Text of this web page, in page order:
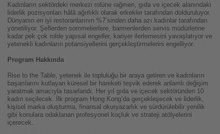
Kadınların sektördeki merkezi rolüne rağmen, gıda ve içecek alanındaki
liderlik pozisyonları hâlâ ağırlıklı olarak erkekler tarafından dolduruluyor.
Dünyanın en iyi restoranlarının %7’sinden daha azı kadınlar tarafından
yönetiliyor. Şeflerden sommelierlere, barmenlerden servis müdürlerine
kadar pek çok rolde yapısal engeller, kariyer ilerlemesini yavaşlatıyor ve
yetenekli kadınların potansiyellerini gerçekleştirmelerini engelliyor.
Program Hakkında
Rise to the Table, yetenek ile topluluğu bir araya getiren ve kadınların
başarılarını kutlayan küresel bir hareketi teşvik ederek anlamlı değişim
yaratmak amacıyla tasarlandı. Her yıl gıda ve içecek sektöründen 10
kadın seçilecek. İlk program Hong Kong’da gerçekleşecek ve liderlik,
kişisel marka oluşturma, finansal okuryazarlık ve sürdürülebilir yenilik
gibi konulara odaklanan profesyonel koçluk ve strateji atölyelerini
içerecek.